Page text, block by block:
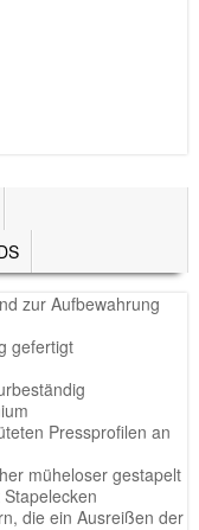
zur Aufbewahrung
gefertigt
Pressprofilen an
müheloser gestapelt
die ein Ausreißen der